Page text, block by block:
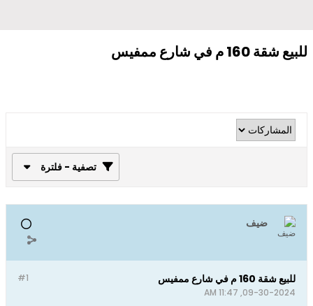
للبيع شقة 160 م في شارع ممفيس
تصفية - فلترة
ضيف
#1 للبيع شقة 160 م في شارع ممفيس
09-30-2024, 11:47 AM